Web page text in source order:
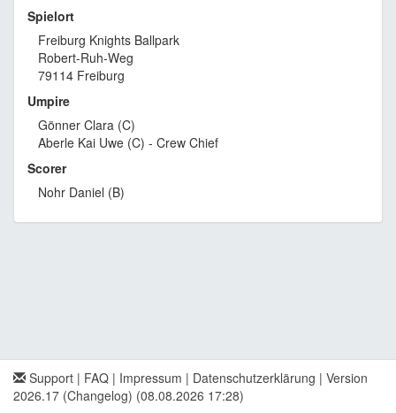
Spielort
Freiburg Knights Ballpark
Robert-Ruh-Weg
79114 Freiburg
Umpire
Gönner Clara (C)
Aberle Kai Uwe (C) - Crew Chief
Scorer
Nohr Daniel (B)
Support | FAQ | Impressum | Datenschutzerklärung | Version
2026.17 (Changelog) (08.08.2026 17:28)